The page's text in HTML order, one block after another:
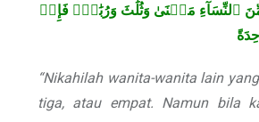
مِّنَ ٱلنِّسَآءِ مَثۡنَىٰ وَثُلَٰثَ وَرُبَٰعَۖ فَإِنۡ
“Nikahilah wanita-wanita lain
tiga, atau empat. Namun bila